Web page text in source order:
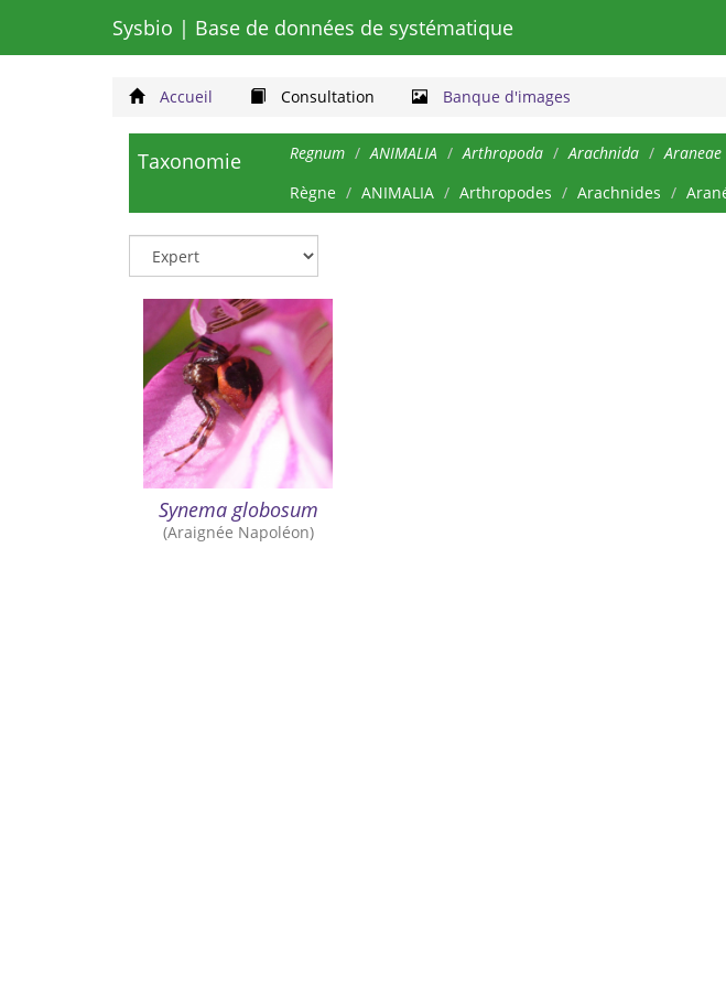
Sysbio | Base de données de systématique
Accueil Consultation Banque d'images
Taxonomie Regnum ANIMALIA Arthropoda Arachnida Araneae
Règne
ANIMALIA Arthropodes Arachnides
Synema globosum
(Araignée Napoléon)